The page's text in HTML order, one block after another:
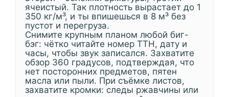
ячеистый. Так плотность вырастает до 1
350 кг/м³, и ты впишешься в 8 м³ без
пустот и перегруза.
Снимите крупным планом любой биг-
бэг: чётко читайте номер ТТН, дату и
часы, чтобы звук записался. Захватите
обзор 360 градусов, подтверждая, что
нет посторонних предметов, пятен
масла или пыли. При съёмке листов,
захватите кромки: следы ржавчины или